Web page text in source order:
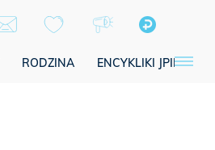
RODZINA ENCYKLIKI JPII